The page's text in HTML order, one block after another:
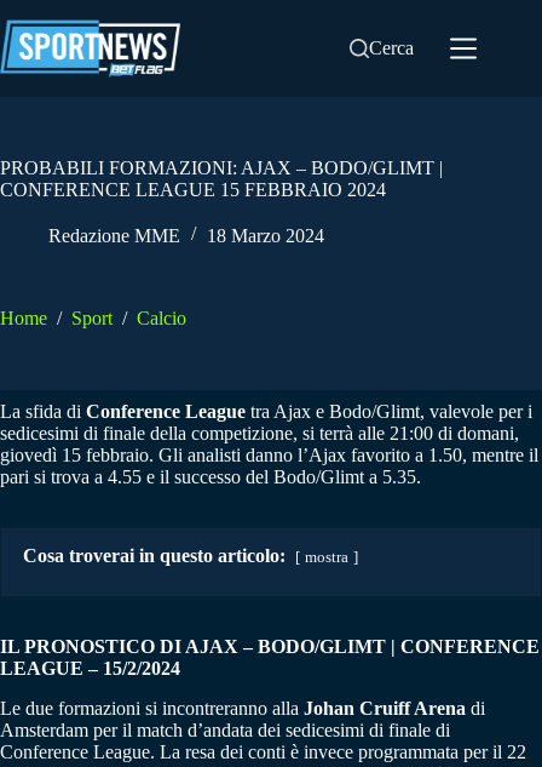
al
contenuto
Cerca
PROBABILI FORMAZIONI: AJAX – BODO/GLIMT |
CONFERENCE LEAGUE 15 FEBBRAIO 2024
Redazione MME 18 Marzo 2024
Home / Sport / Calcio
La sfida di Conference League tra Ajax e Bodo/Glimt, valevole per i
sedicesimi di finale della competizione, si terrà alle 21:00 di domani,
giovedì 15 febbraio. Gli analisti danno l’Ajax favorito a 1.50, mentre il
pari si trova a 4.55 e il successo del Bodo/Glimt a 5.35.
Cosa troverai in questo articolo: mostra
IL PRONOSTICO DI AJAX – BODO/GLIMT | CONFERENCE
LEAGUE – 15/2/2024
Le due formazioni si incontreranno alla Johan Cruiff Arena di
Amsterdam per il match d’andata dei sedicesimi di finale di
Conference League. La resa dei conti è invece programmata per il 22